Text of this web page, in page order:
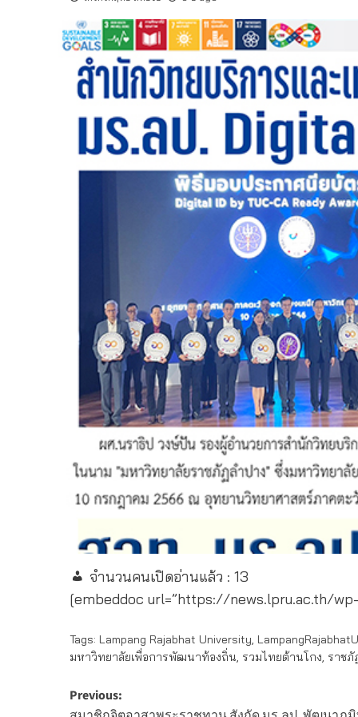
จำนวนคนเปิดอ่านแล้ว : 13
[embeddoc url=”https://news.lpru.ac.th/
Tags: Lampang Rajabhat University
มหาวิทยาลัยเพื่อการพัฒนาท้องถิ่น รวมไทยต้านโกง ราชภั
Post
Previous: